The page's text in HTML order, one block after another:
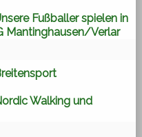
Fußballer spielen in
Mantinghausen/Verlar
Walking und